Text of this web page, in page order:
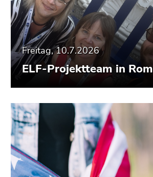
Freitag, 10.7.2026
ELF-Projektteam in Rom